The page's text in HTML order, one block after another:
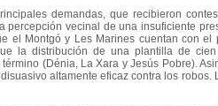
demandas, que recibieron
vecinal de una insuficiente
el Montgó y Les Marines cuentan con
la distribución de una plantilla de
(Dénia, La Xara y Jesús Pobre).
altamente eficaz contra los robos.